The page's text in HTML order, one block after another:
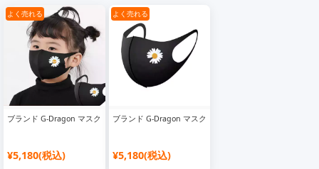
エムシーエム マスク ヴェルサーチ マスク ヴァンズ マスク
Cartier マスク セリーヌ マスク
よく売れる
ブランド G-Dragon マスク
¥5,180(税込)
よく売れる
ブランド G-Dragon マスク
¥5,180(税込)